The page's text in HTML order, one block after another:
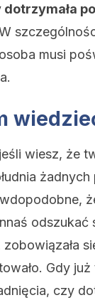
musi
wiesz, że
odszukać
Gdy
czy